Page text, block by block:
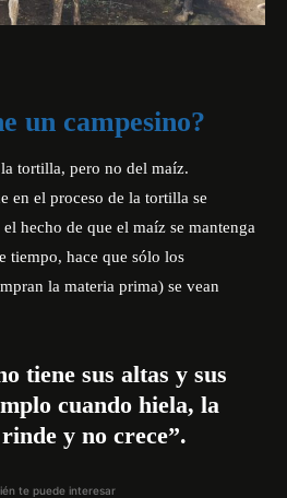
un campesino?
tortilla, pero no del maíz.
en el proceso de la tortilla se
hecho de que el maíz se mantenga
tiempo, hace que sólo los
la materia prima) se vean
tiene sus altas y sus
cuando hiela, la
y no crece”.
te puede interesar